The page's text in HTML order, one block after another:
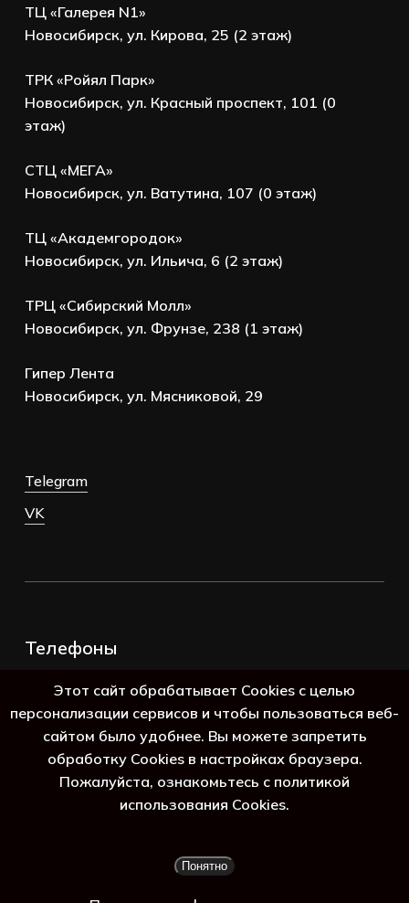
Просмотр корзины
ТЦ «Галерея N1»
Новосибирск, ул. Кирова, 25 (2 этаж)
ТРК «Ройял Парк»
Новосибирск, ул. Красный проспект, 101 (0
этаж)
СТЦ «МЕГА»
Новосибирск, ул. Ватутина, 107 (0 этаж)
ТЦ «Академгородок»
Новосибирск, ул. Ильича, 6 (2 этаж)
ТРЦ «Сибирский Молл»
Новосибирск, ул. Фрунзе, 238 (1 этаж)
Гипер Лента
Новосибирск, ул. Мясниковой, 29
Telegram
VK
Телефоны
8 (800) 250-69-39
Этот сайт обрабатывает Cookies с целью
персонализации сервисов и чтобы пользоваться веб-
сайтом было удобнее. Вы можете запретить
обработку Cookies в настройках браузера.
Пожалуйста, ознакомьтесь с политикой
использования Cookies.
Понятно